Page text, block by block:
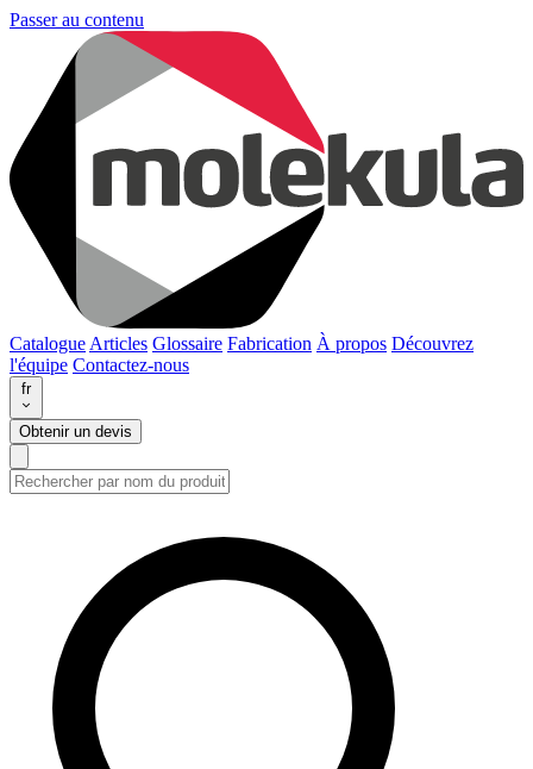
Passer au contenu
Catalogue Articles Glossaire Fabrication À propos Découvrez
l'équipe Contactez-nous
fr
Obtenir un devis